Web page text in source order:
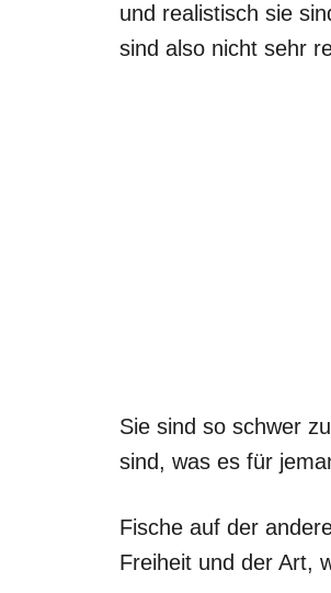
und realistisch sie
sind also nicht sehr
Sie sind so schwer
sind, was es für
Fische auf der
Freiheit und der Art,